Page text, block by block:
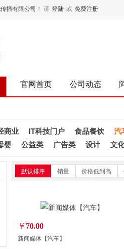
播有限公司 ！ 请 登陆 或 免费注册
官网首页 公司动态
商业 IT科技门户 食品餐饮
汽
婴 公益类 广告类 设计 文
默认排序 销量 价格低到高
￥ 70.00
新闻媒体【汽车】